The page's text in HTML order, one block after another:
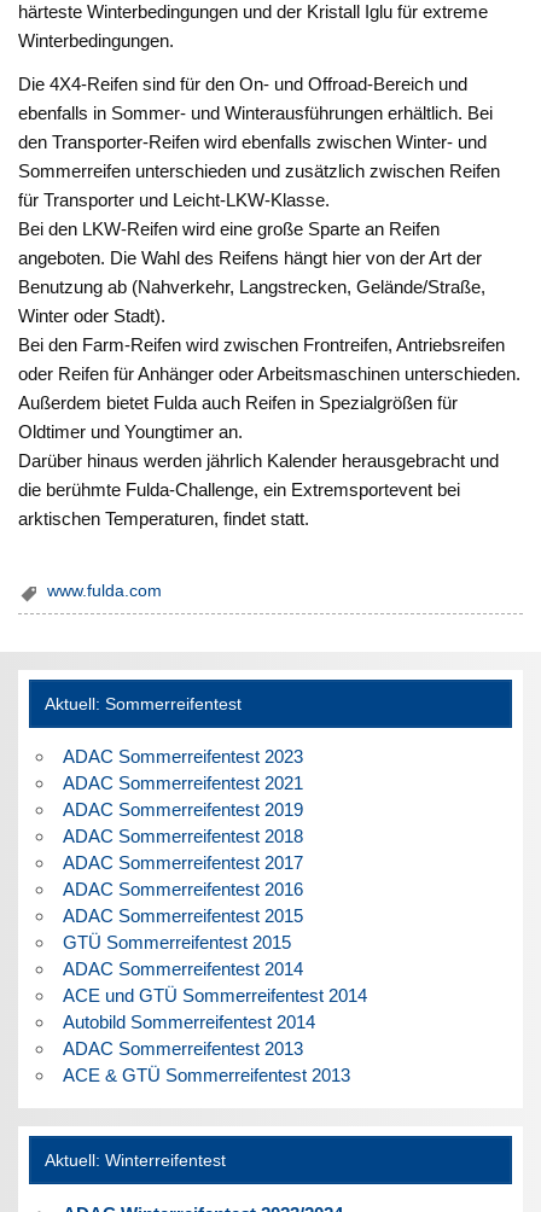
härteste Winterbedingungen und der Kristall Iglu für extreme
Winterbedingungen.
Die 4X4-Reifen sind für den On- und Offroad-Bereich und
ebenfalls in Sommer- und Winterausführungen erhältlich. Bei
den Transporter-Reifen wird ebenfalls zwischen Winter- und
Sommerreifen unterschieden und zusätzlich zwischen Reifen
für Transporter und Leicht-LKW-Klasse.
Bei den LKW-Reifen wird eine große Sparte an Reifen
angeboten. Die Wahl des Reifens hängt hier von der Art der
Benutzung ab (Nahverkehr, Langstrecken, Gelände/Straße,
Winter oder Stadt).
Bei den Farm-Reifen wird zwischen Frontreifen, Antriebsreifen
oder Reifen für Anhänger oder Arbeitsmaschinen unterschieden.
Außerdem bietet Fulda auch Reifen in Spezialgrößen für
Oldtimer und Youngtimer an.
Darüber hinaus werden jährlich Kalender herausgebracht und
die berühmte Fulda-Challenge, ein Extremsportevent bei
arktischen Temperaturen, findet statt.
www.fulda.com
Aktuell: Sommerreifentest
ADAC Sommerreifentest 2023
ADAC Sommerreifentest 2021
ADAC Sommerreifentest 2019
ADAC Sommerreifentest 2018
ADAC Sommerreifentest 2017
ADAC Sommerreifentest 2016
ADAC Sommerreifentest 2015
GTÜ Sommerreifentest 2015
ADAC Sommerreifentest 2014
ACE und GTÜ Sommerreifentest 2014
Autobild Sommerreifentest 2014
ADAC Sommerreifentest 2013
ACE & GTÜ Sommerreifentest 2013
Aktuell: Winterreifentest